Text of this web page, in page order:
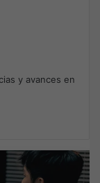
y avances en